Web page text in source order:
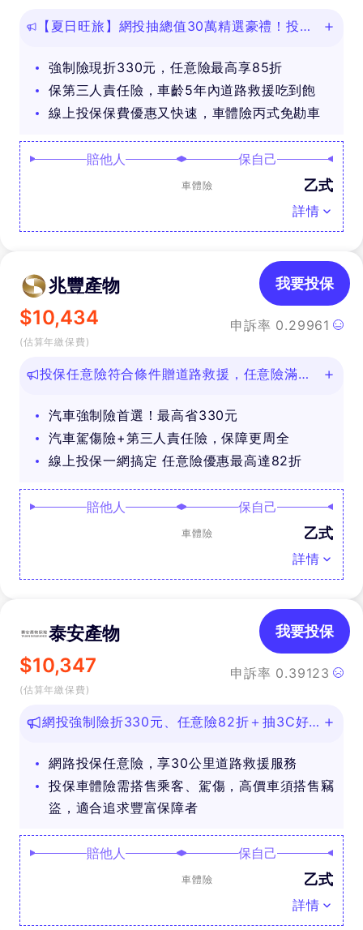
【夏日旺旅】網投抽總值30萬精選豪禮！投保
強制險現折330元，任意險最高享85折
保第三人責任險，車齡5年內道路救援吃到飽
線上投保保費優惠又快速，車體險丙式免勘車
賠他人 保自己
車體險 乙式
詳情
兆豐產物
$10,434
(估算年繳保費)
申訴率 0.29961
我要投保
投保任意險符合條件贈道路救援，任意險滿
汽車強制險首選！最高省330元
汽車駕傷險+第三人責任險，保障更周全
線上投保一網搞定 任意險優惠最高達82折
賠他人 保自己
車體險 乙式
詳情
泰安產物
$10,347
(估算年繳保費)
申訴率 0.39123
我要投保
網投強制險折330元、任意險82折＋抽3C好
網路投保任意險，享30公里道路救援服務
投保車體險需搭售乘客、駕傷，高價車須搭售竊
盜，適合追求豐富保障者
賠他人 保自己
車體險 乙式
詳情